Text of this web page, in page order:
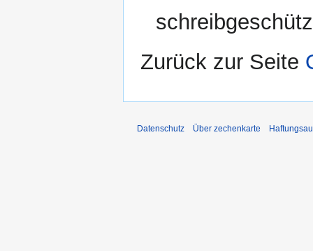
Zurück zur Seite
Datenschutz Über zechenkarte